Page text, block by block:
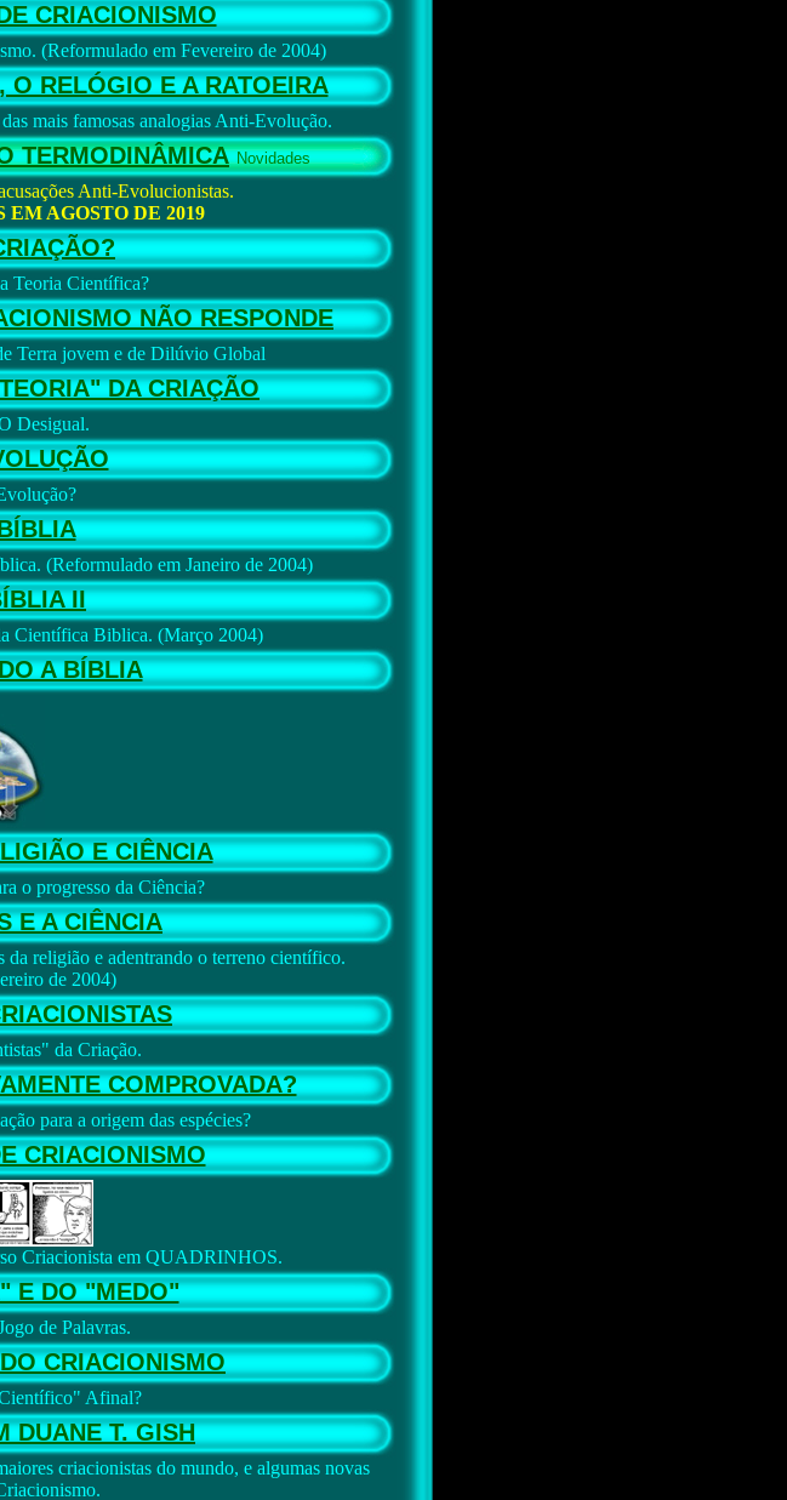
CRIACIONISMO
(Reformulado em Fevereiro de 2004)
O RELÓGIO E A RATOEIRA
mais famosas analogias Anti-Evolução.
TERMODINÂMICA Novidades
Anti-Evolucionistas.
AGOSTO DE 2019
Teoria Científica?
NÃO RESPONDE
Terra jovem e de Dilúvio Global
DA CRIAÇÃO
Desigual.
(Reformulado em Janeiro de 2004)
II
Científica Biblica. (Março 2004)
A BÍBLIA
E CIÊNCIA
o progresso da Ciência?
E A CIÊNCIA
religião e adentrando o terreno científico.
de 2004)
da Criação.
COMPROVADA?
para a origem das espécies?
CRIACIONISMO
Criacionista em QUADRINHOS.
E DO "MEDO"
de Palavras.
CRIACIONISMO
Afinal?
DUANE T. GISH
criacionistas do mundo, e algumas novas